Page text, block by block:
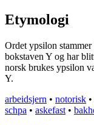
Etymologi
Ordet ypsilon
bokstaven Y og har
norsk brukes ypsilon
Y.
arbeidsjern • notorisk •
schpa • askefast •